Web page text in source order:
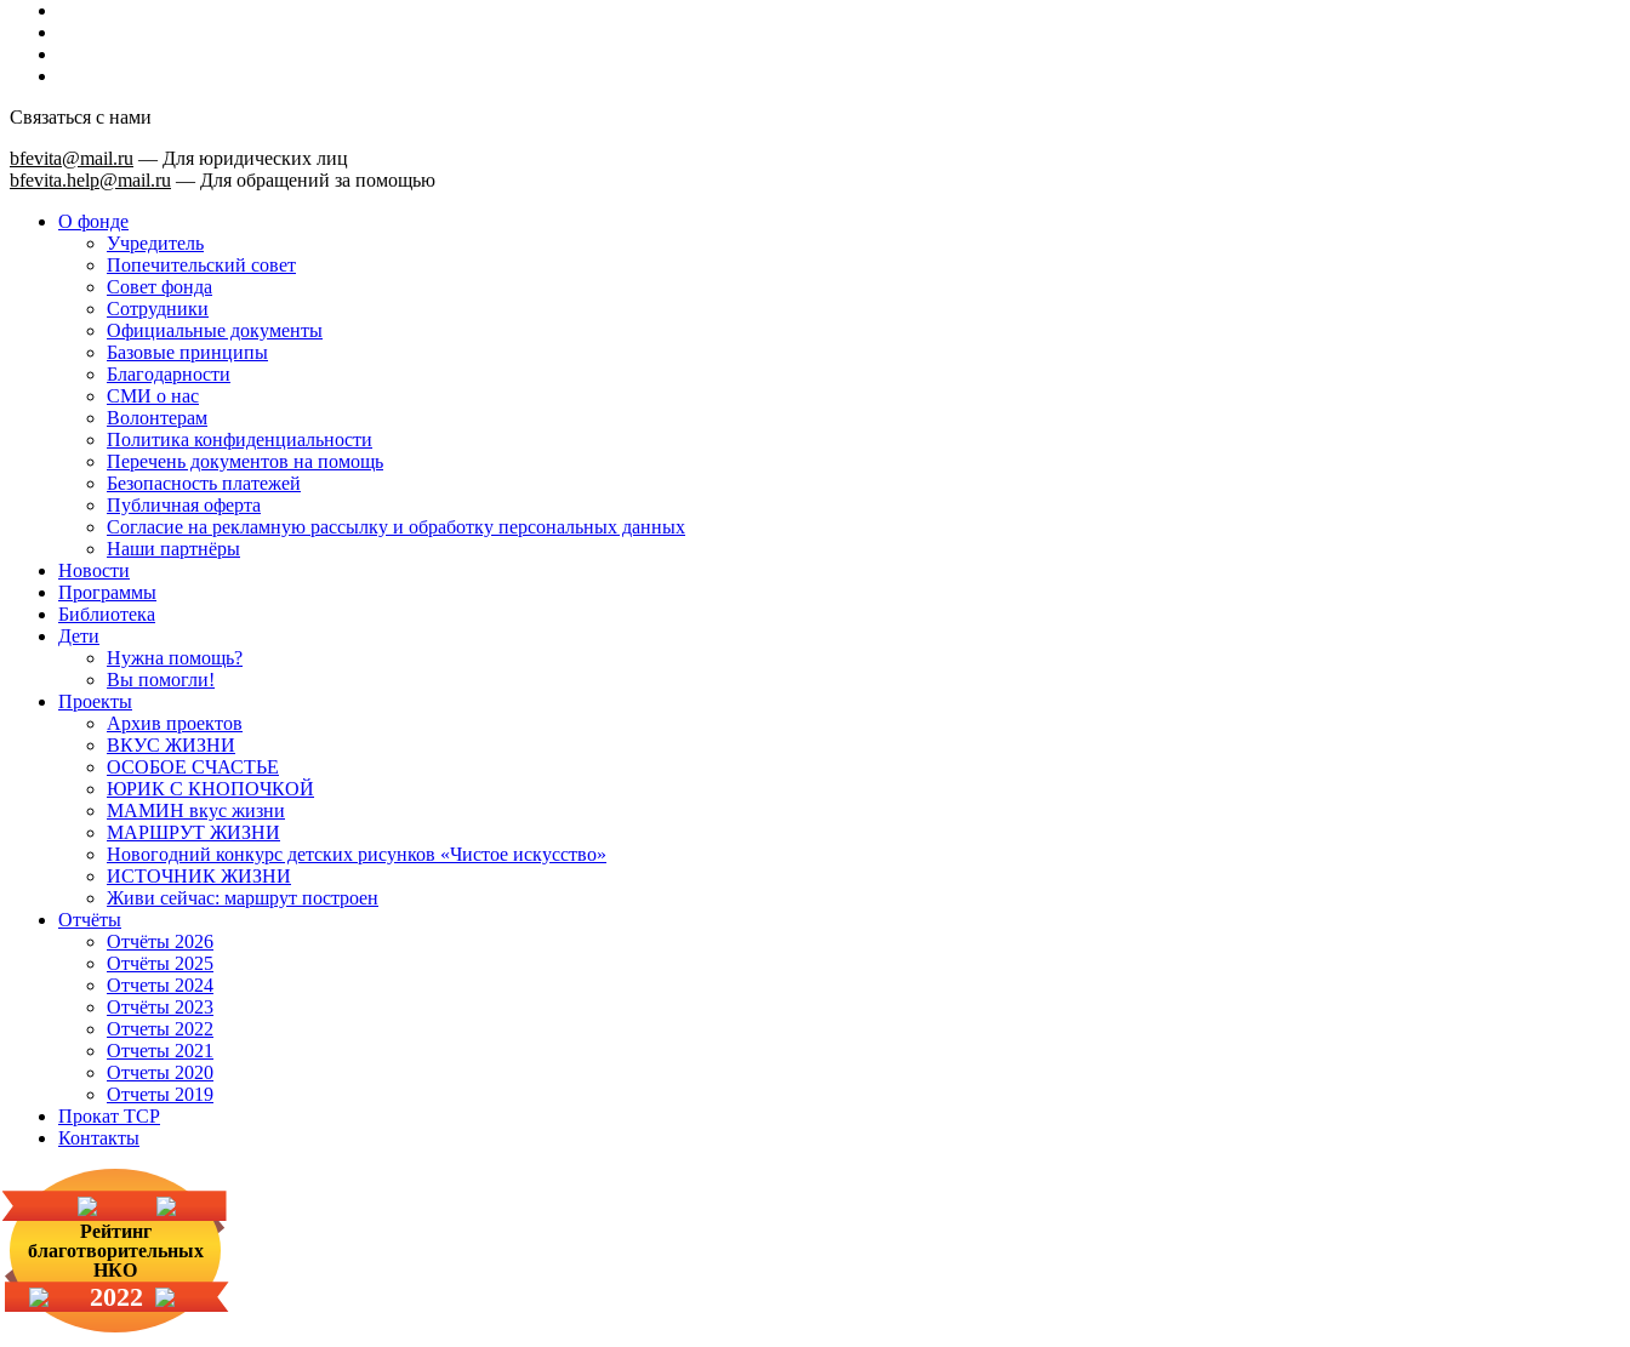
Связаться с нами
bfevita@mail.ru — Для юридических лиц
bfevita.help@mail.ru — Для обращений за помощью
О фонде
Учредитель
Попечительский совет
Совет фонда
Сотрудники
Официальные документы
Базовые принципы
Благодарности
СМИ о нас
Волонтерам
Политика конфиденциальности
Перечень документов на помощь
Безопасность платежей
Публичная оферта
Согласие на рекламную рассылку и обработку персональных данных
Наши партнёры
Новости
Программы
Библиотека
Дети
Нужна помощь?
Вы помогли!
Проекты
Архив проектов
ВКУС ЖИЗНИ
ОСОБОЕ СЧАСТЬЕ
ЮРИК С КНОПОЧКОЙ
МАМИН вкус жизни
МАРШРУТ ЖИЗНИ
Новогодний конкурс детских рисунков «Чистое искусство»
ИСТОЧНИК ЖИЗНИ
Живи сейчас: маршрут построен
Отчёты
Отчёты 2026
Отчёты 2025
Отчеты 2024
Отчёты 2023
Отчеты 2022
Отчеты 2021
Отчеты 2020
Отчеты 2019
Прокат ТСР
Контакты
Рейтинг
благотворительных
НКО
2022